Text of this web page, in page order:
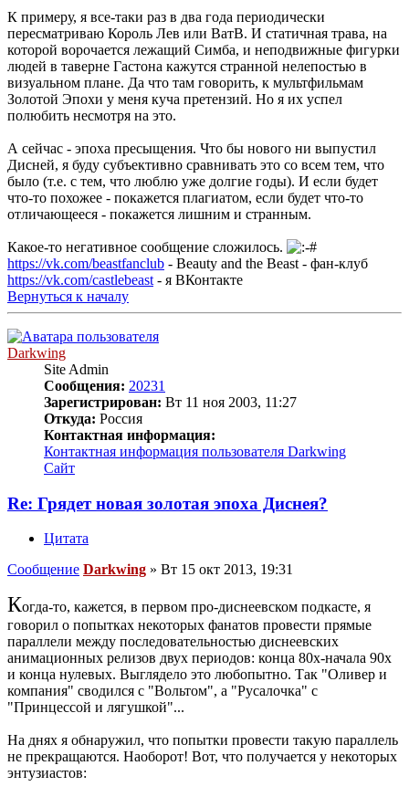
К примеру, я все-таки раз в два года периодически
пересматриваю Король Лев или ВатВ. И статичная трава, на
которой ворочается лежащий Симба, и неподвижные фигурки
людей в таверне Гастона кажутся странной нелепостью в
визуальном плане. Да что там говорить, к мультфильмам
Золотой Эпохи у меня куча претензий. Но я их успел
полюбить несмотря на это.
А сейчас - эпоха пресыщения. Что бы нового ни выпустил
Дисней, я буду субъективно сравнивать это со всем тем, что
было (т.е. с тем, что люблю уже долгие годы). И если будет
что-то похожее - покажется плагиатом, если будет что-то
отличающееся - покажется лишним и странным.
Какое-то негативное сообщение сложилось.
https://vk.com/beastfanclub - Beauty and the Beast - фан-клуб
https://vk.com/castlebeast - я ВКонтакте
Вернуться к началу
Darkwing
Site Admin
Сообщения: 20231
Зарегистрирован: Вт 11 ноя 2003, 11:27
Откуда: Россия
Контактная информация:
Контактная информация пользователя Darkwing
Сайт
Re: Грядет новая золотая эпоха Диснея?
Цитата
Сообщение Darkwing » Вт 15 окт 2013, 19:31
Когда-то, кажется, в первом про-диснеевском подкасте, я
говорил о попытках некоторых фанатов провести прямые
параллели между последовательностью диснеевских
анимационных релизов двух периодов: конца 80х-начала 90х
и конца нулевых. Выглядело это любопытно. Так "Оливер и
компания" сводился с "Вольтом", а "Русалочка" с
"Принцессой и лягушкой"...
На днях я обнаружил, что попытки провести такую параллель
не прекращаются. Наоборот! Вот, что получается у некоторых
энтузиастов: